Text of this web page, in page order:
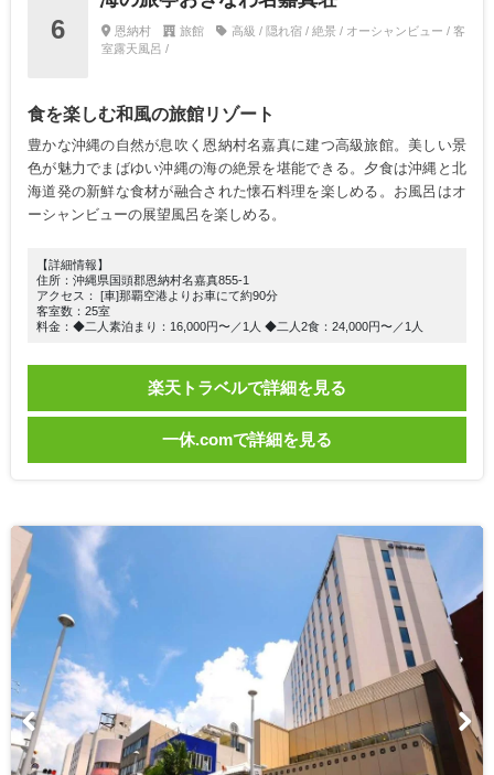
6 恩納村 旅館
高級 / 隠れ宿 / 絶景 / オーシャンビュー / 客
室露天風呂 /
食を楽しむ和風の旅館リゾート
豊かな沖縄の自然が息吹く恩納村名嘉真に建つ高級旅館。美しい景
色が魅力でまばゆい沖縄の海の絶景を堪能できる。夕食は沖縄と北
海道発の新鮮な食材が融合された懐石料理を楽しめる。お風呂はオ
ーシャンビューの展望風呂を楽しめる。
【詳細情報】
住所：沖縄県国頭郡恩納村名嘉真855-1
アクセス： [車]那覇空港よりお車にて約90分
客室数：25室
料金：◆二人素泊まり：16,000円〜／1人 ◆二人2食：24,000円〜／1人
楽天トラベルで詳細を見る
一休.comで詳細を見る